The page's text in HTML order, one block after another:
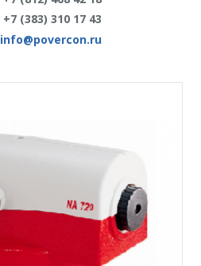
+7 (383) 310 17 43
info@povercon.ru